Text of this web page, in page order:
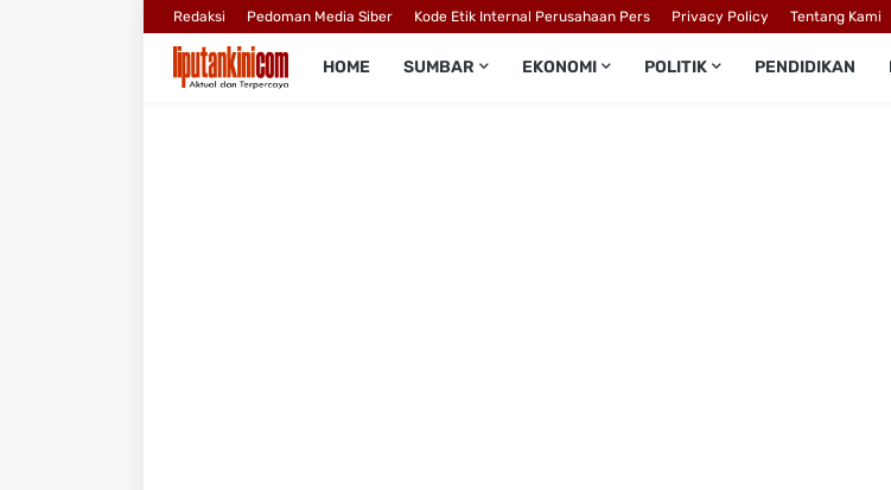
Redaksi Pedoman Media Siber Kode Etik Internal Perusahaan Pers Privacy Policy Tentang Kami
HOME SUMBAR EKONOMI POLITIK PENDIDIKAN